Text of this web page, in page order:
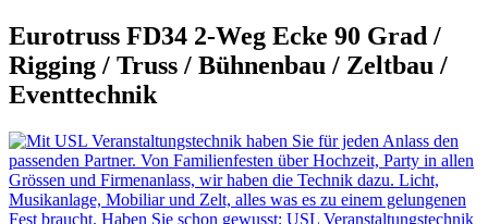
Eurotruss FD34 2-Weg Ecke 90 Grad /
Rigging / Truss / Bühnenbau / Zeltbau /
Eventtechnik